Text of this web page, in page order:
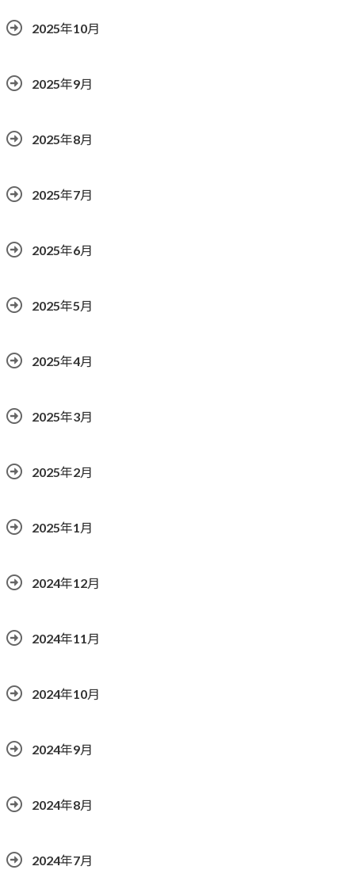
2025年10月
2025年9月
2025年8月
2025年7月
2025年6月
2025年5月
2025年4月
2025年3月
2025年2月
2025年1月
2024年12月
2024年11月
2024年10月
2024年9月
2024年8月
2024年7月